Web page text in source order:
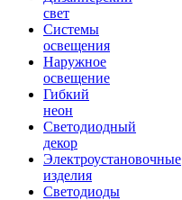
свет
Системы
освещения
Наружное
освещение
Гибкий
неон
Светодиодный
декор
Электроустановочные
изделия
Светодиоды